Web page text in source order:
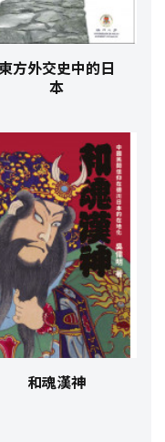
東方外交史中的日
本
和魂漢神